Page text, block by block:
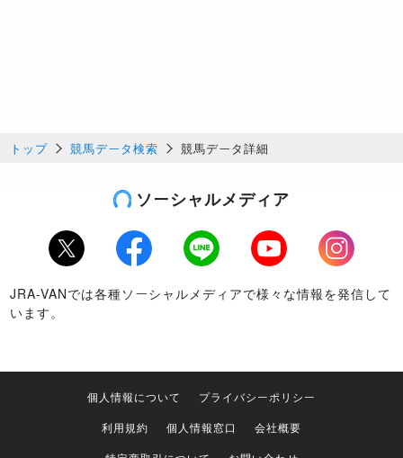
トップ 競馬データ検索 競馬データ詳細
ソーシャルメディア
Twitter Facebook LINE Youtube
Instagram
JRA-VANでは各種ソーシャルメディアで様々な情報を発信して
います。
個人情報について
プライバシーポリシー
利用規約
個人情報窓口
会社概要